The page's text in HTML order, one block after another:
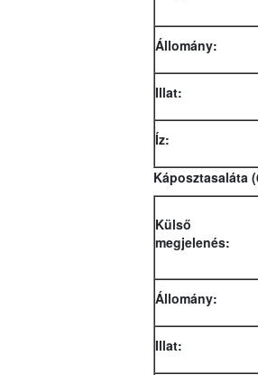
Állomány:
Illat:
Íz:
Káposztasaláta
Külső
megjelenés:
Állomány:
Illat: